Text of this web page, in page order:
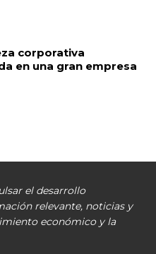
corporativa
en una gran empresa
el desarrollo
relevante, noticias y
económico y la